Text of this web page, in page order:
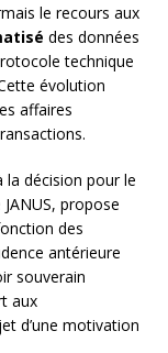
le recours aux
des données
technique
évolution
affaires
la décision pour le
propose
des
antérieure
souverain
aux
d’une motivation